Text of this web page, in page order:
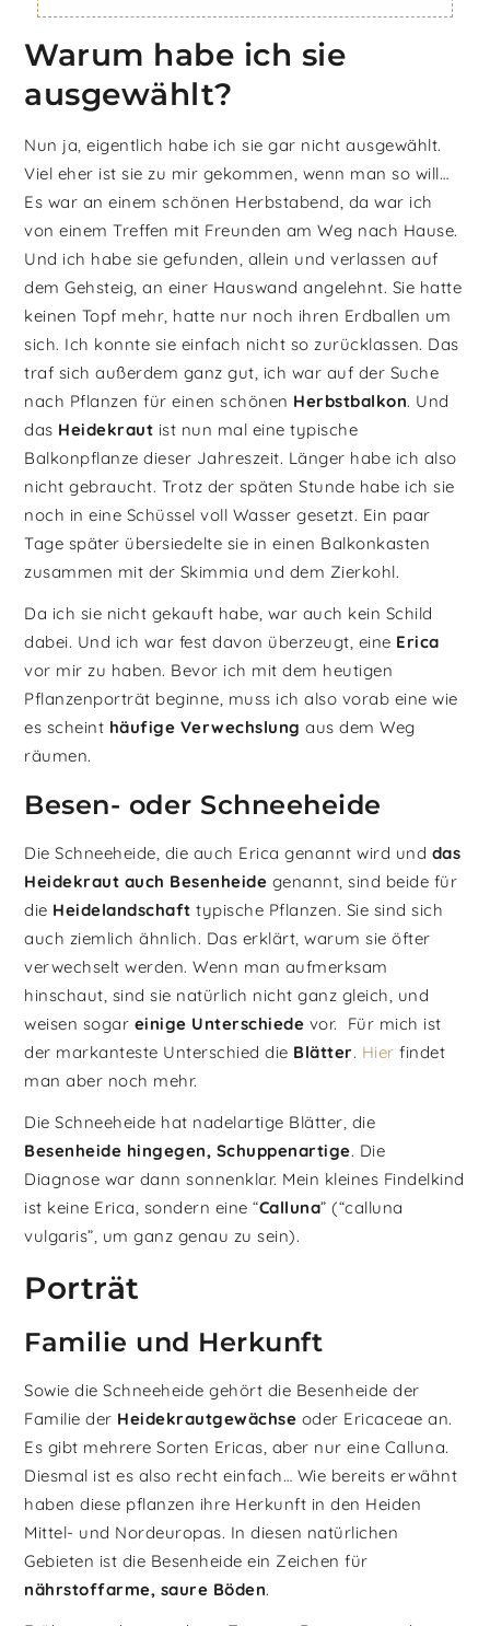
Warum habe ich sie
ausgewählt?
Nun ja, eigentlich habe ich sie gar nicht ausgewählt.
Viel eher ist sie zu mir gekommen, wenn man so will…
Es war an einem schönen Herbstabend, da war ich
von einem Treffen mit Freunden am Weg nach Hause.
Und ich habe sie gefunden, allein und verlassen auf
dem Gehsteig, an einer Hauswand angelehnt. Sie hatte
keinen Topf mehr, hatte nur noch ihren Erdballen um
sich. Ich konnte sie einfach nicht so zurücklassen. Das
traf sich außerdem ganz gut, ich war auf der Suche
nach Pflanzen für einen schönen Herbstbalkon. Und
das Heidekraut ist nun mal eine typische
Balkonpflanze dieser Jahreszeit. Länger habe ich also
nicht gebraucht. Trotz der späten Stunde habe ich sie
noch in eine Schüssel voll Wasser gesetzt. Ein paar
Tage später übersiedelte sie in einen Balkonkasten
zusammen mit der Skimmia und dem Zierkohl.
Da ich sie nicht gekauft habe, war auch kein Schild
dabei. Und ich war fest davon überzeugt, eine Erica
vor mir zu haben. Bevor ich mit dem heutigen
Pflanzenporträt beginne, muss ich also vorab eine wie
es scheint häufige Verwechslung aus dem Weg
räumen.
Besen- oder Schneeheide
Die Schneeheide, die auch Erica genannt wird und das
Heidekraut auch Besenheide genannt, sind beide für
die Heidelandschaft typische Pflanzen. Sie sind sich
auch ziemlich ähnlich. Das erklärt, warum sie öfter
verwechselt werden. Wenn man aufmerksam
hinschaut, sind sie natürlich nicht ganz gleich, und
weisen sogar einige Unterschiede vor. Für mich ist
der markanteste Unterschied die Blätter. Hier findet
man aber noch mehr.
Die Schneeheide hat nadelartige Blätter, die
Besenheide hingegen, Schuppenartige. Die
Diagnose war dann sonnenklar. Mein kleines Findelkind
ist keine Erica, sondern eine “Calluna” (“calluna
vulgaris”, um ganz genau zu sein).
Porträt
Familie und Herkunft
Sowie die Schneeheide gehört die Besenheide der
Familie der Heidekrautgewächse oder Ericaceae an.
Es gibt mehrere Sorten Ericas, aber nur eine Calluna.
Diesmal ist es also recht einfach… Wie bereits erwähnt
haben diese pflanzen ihre Herkunft in den Heiden
Mittel- und Nordeuropas. In diesen natürlichen
Gebieten ist die Besenheide ein Zeichen für
nährstoffarme, saure Böden.